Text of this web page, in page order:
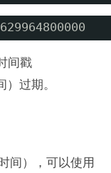
间戳
过期。
间），可以使用